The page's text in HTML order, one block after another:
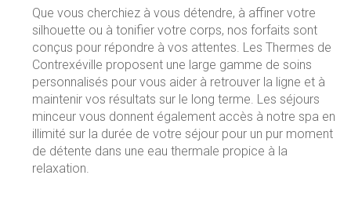
Que vous cherchiez à vous détendre, à affiner votre
silhouette ou à tonifier votre corps, nos forfaits sont
conçus pour répondre à vos attentes. Les Thermes de
Contrexéville proposent une large gamme de soins
personnalisés pour vous aider à retrouver la ligne et à
maintenir vos résultats sur le long terme. Les séjours
minceur vous donnent également accès à notre spa en
illimité sur la durée de votre séjour pour un pur moment
de détente dans une eau thermale propice à la
relaxation.